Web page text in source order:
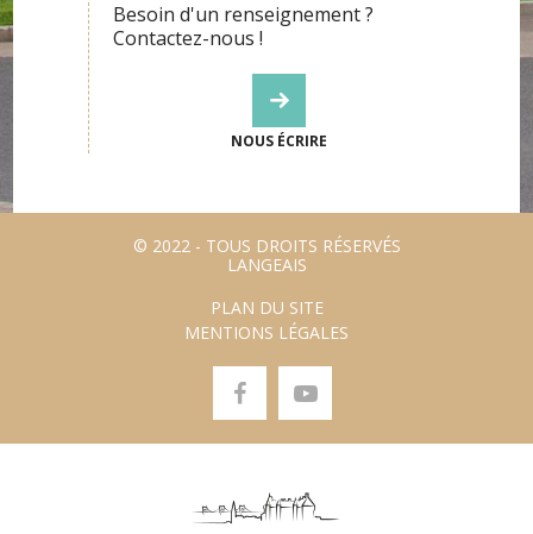
Besoin d'un renseignement ?
Contactez-nous !
NOUS ÉCRIRE
© 2022 - TOUS DROITS RÉSERVÉS
LANGEAIS
PLAN DU SITE
MENTIONS LÉGALES